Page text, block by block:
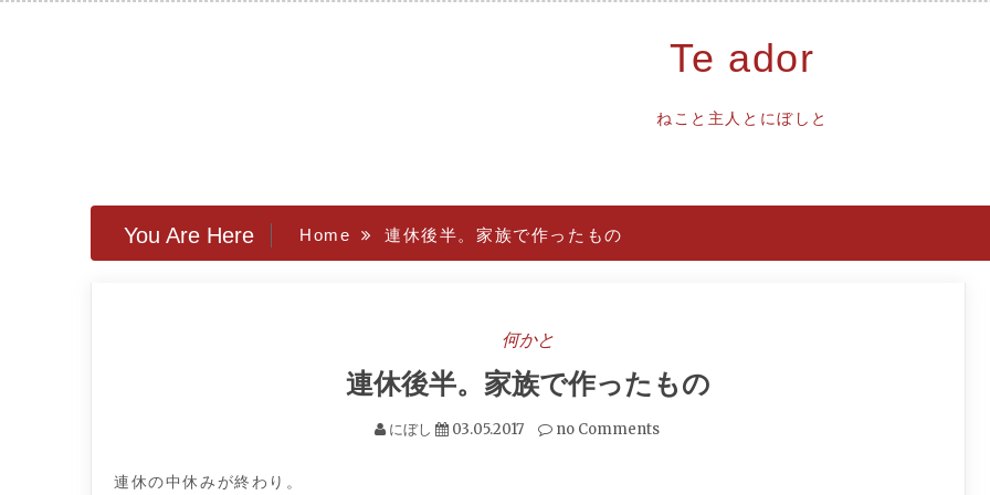
Te ador
ねこと主人とにぼしと
You Are Here Home 連休後半。家族で作ったもの
何かと
連休後半。家族で作ったもの
にぼし 03.05.2017 no Comments
連休の中休みが終わり。